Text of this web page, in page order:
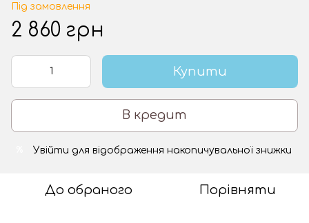
Під замовлення
2 860 грн
Купити
В кредит
Увійти для відображення накопичувальної знижки
До обраного Порівняти